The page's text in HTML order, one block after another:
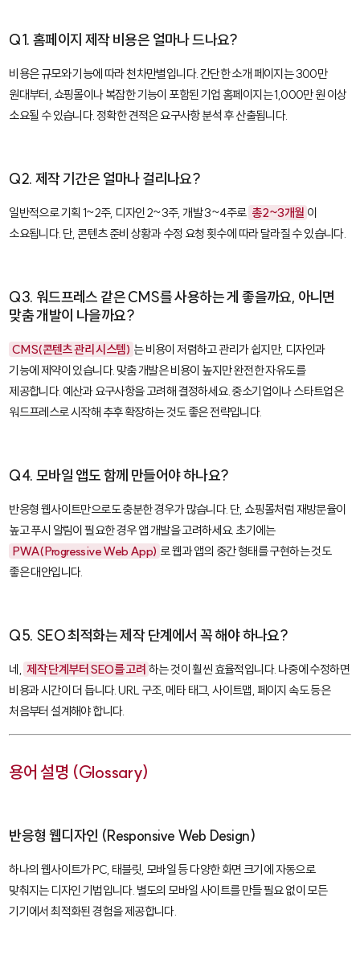
Q1. 홈페이지 제작 비용은 얼마나 드나요?
비용은 규모와 기능에 따라 천차만별입니다. 간단한 소개 페이지는 300만
원대부터, 쇼핑몰이나 복잡한 기능이 포함된 기업 홈페이지는 1,000만 원 이상
소요될 수 있습니다. 정확한 견적은 요구사항 분석 후 산출됩니다.
Q2. 제작 기간은 얼마나 걸리나요?
일반적으로 기획 1~2주, 디자인 2~3주, 개발 3~4주로 총 2~3개월 이
소요됩니다. 단, 콘텐츠 준비 상황과 수정 요청 횟수에 따라 달라질 수 있습니다.
Q3. 워드프레스 같은 CMS를 사용하는 게 좋을까요, 아니면
맞춤 개발이 나을까요?
CMS(콘텐츠 관리 시스템) 는 비용이 저렴하고 관리가 쉽지만, 디자인과
기능에 제약이 있습니다. 맞춤 개발은 비용이 높지만 완전한 자유도를
제공합니다. 예산과 요구사항을 고려해 결정하세요. 중소기업이나 스타트업은
워드프레스로 시작해 추후 확장하는 것도 좋은 전략입니다.
Q4. 모바일 앱도 함께 만들어야 하나요?
반응형 웹사이트만으로도 충분한 경우가 많습니다. 단, 쇼핑몰처럼 재방문율이
높고 푸시 알림이 필요한 경우 앱 개발을 고려하세요. 초기에는
PWA(Progressive Web App) 로 웹과 앱의 중간 형태를 구현하는 것도
좋은 대안입니다.
Q5. SEO 최적화는 제작 단계에서 꼭 해야 하나요?
네, 제작 단계부터 SEO를 고려 하는 것이 훨씬 효율적입니다. 나중에 수정하면
비용과 시간이 더 듭니다. URL 구조, 메타 태그, 사이트맵, 페이지 속도 등은
처음부터 설계해야 합니다.
용어 설명 (Glossary)
반응형 웹디자인 (Responsive Web Design)
하나의 웹사이트가 PC, 태블릿, 모바일 등 다양한 화면 크기에 자동으로
맞춰지는 디자인 기법입니다. 별도의 모바일 사이트를 만들 필요 없이 모든
기기에서 최적화된 경험을 제공합니다.